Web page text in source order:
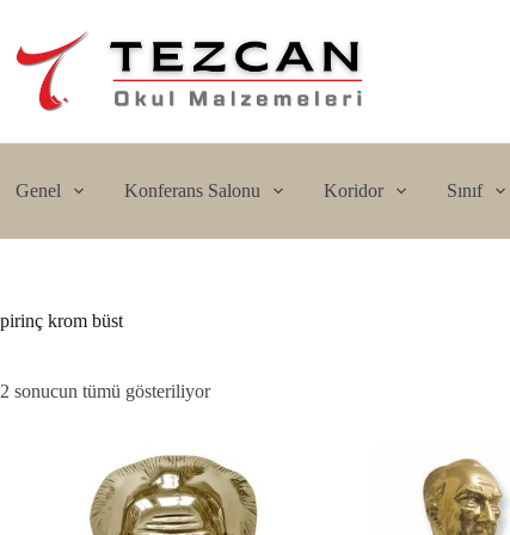
content
Genel Konferans Salonu Koridor Sınıf
pirinç krom büst
2 sonucun tümü gösteriliyor